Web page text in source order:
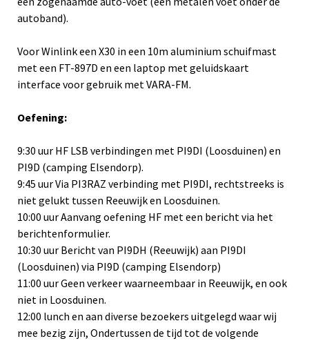
autoband).
Voor Winlink een X30 in een 10m aluminium schuifmast
met een FT-897D en een laptop met geluidskaart
interface voor gebruik met VARA-FM.
Oefening:
9:30 uur HF LSB verbindingen met PI9DI (Loosduinen) en
PI9D (camping Elsendorp).
9:45 uur Via PI3RAZ verbinding met PI9DI, rechtstreeks is
niet gelukt tussen Reeuwijk en Loosduinen.
10:00 uur Aanvang oefening HF met een bericht via het
berichtenformulier.
10:30 uur Bericht van PI9DH (Reeuwijk) aan PI9DI
(Loosduinen) via PI9D (camping Elsendorp)
11:00 uur Geen verkeer waarneembaar in Reeuwijk, en ook
niet in Loosduinen.
12:00 lunch en aan diverse bezoekers uitgelegd waar wij
mee bezig zijn, Ondertussen de tijd tot de volgende